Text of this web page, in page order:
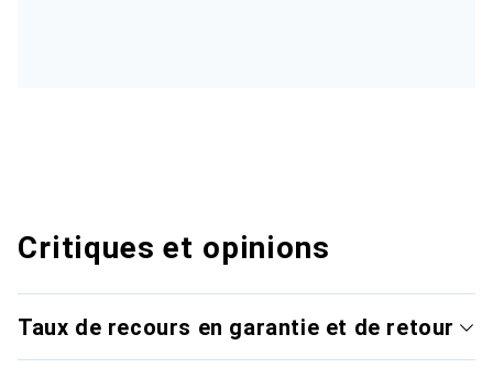
Critiques et opinions
Taux de recours en garantie et de retour